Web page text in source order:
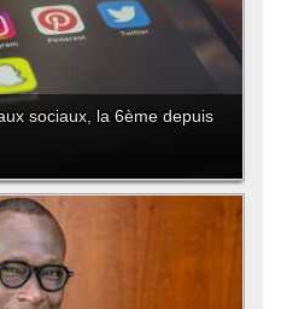
sociaux, la 6ème depuis